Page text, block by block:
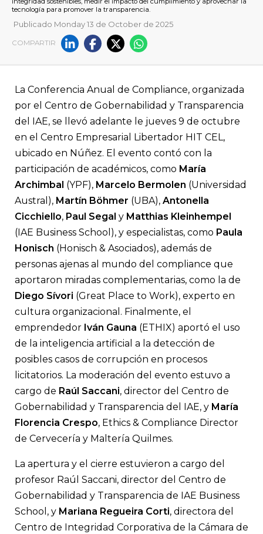
La necesidad de repensar el
compliance, eje de la
Anual de Compliance del
Conferencia Anual de Compliance 2025 de IAE Business
Académicos y especialistas de diferentes campos abordaron
que enfrentan las organizaciones al proponerse construir
integridad sostenibles, medir el impacto del cumplimiento y
tecnología para promover la transparencia.
Publicado Monday 13 de October de 2025
COMPARTIR
La Conferencia Anual de Compliance, organizada
por el Centro de Gobernabilidad y Transparencia
del IAE, se llevó adelante le jueves 9 de octubre
en el Centro Empresarial Libertador HIT CEL,
ubicado en Núñez. El evento contó con la
participación de académicos, como María
Archimbal (YPF), Marcelo Bermolen (Universidad
Austral), Martín Böhmer (UBA), Antonella
Cicchiello, Paul Segal y Matthias Kleinhempel
(IAE Business School), y especialistas, como Paula
Honisch (Honisch & Asociados), además de
personas ajenas al mundo del compliance que
aportaron miradas complementarias, como la de
Diego Sívori (Great Place to Work), experto en
cultura organizacional. Finalmente, el
emprendedor Iván Gauna (ETHIX) aportó el uso
de la inteligencia artificial a la detección de
posibles casos de corrupción en procesos
licitatorios. La moderación del evento estuvo a
cargo de Raúl Saccani, director del Centro de
Gobernabilidad y Transparencia del IAE, y María
Florencia Crespo, Ethics & Compliance Director
de Cervecería y Maltería Quilmes.
La apertura y el cierre estuvieron a cargo del
profesor Raúl Saccani, director del Centro de
Gobernabilidad y Transparencia de IAE Business
School, y Mariana Regueira Corti, directora del
Centro de Integridad Corporativa de la Cámara de